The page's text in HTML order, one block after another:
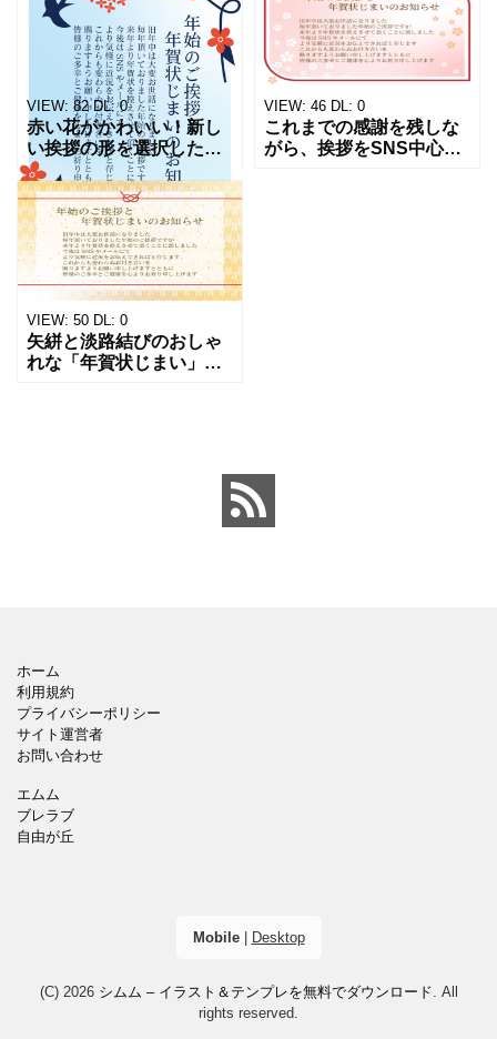
VIEW: 82 DL: 0
赤い花がかわいい！新し
い挨拶の形を選択したい
方に向けた「年賀状じま
い」の無料テンプレート
です。程よくフォーマル
な文章で、大人の気遣い
を感じさせる構成です。
個人・
VIEW: 46 DL: 0
これまでの感謝を残しな
がら、挨拶をSNS中心へ
VIEW: 50 DL: 0
矢絣と淡路結びのおしゃ
れな「年賀状じまい」の
ホーム
利用規約
プライバシーポリシー
サイト運営者
お問い合わせ
エムム
ブレラブ
自由が丘
Mobile| Desktop
(C) 2026 シムム – イラスト＆テンプレを無料でダウンロード . All
rights reserved.